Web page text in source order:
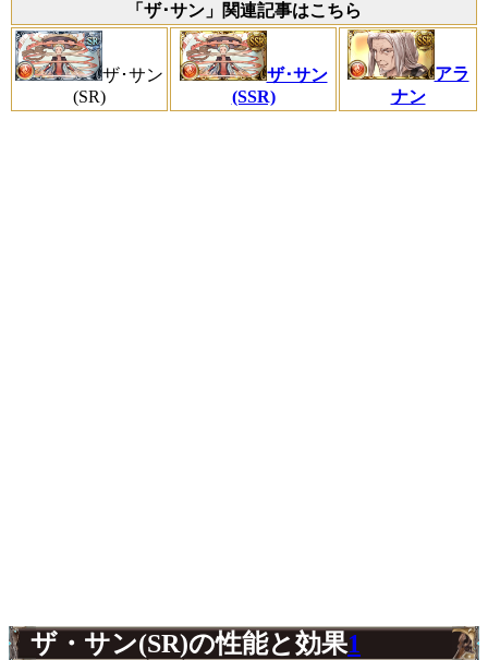
「ザ･サン」関連記事はこちら
ザ･サン
(SR)
ザ･サン
(SSR)
アラ
ナン
ザ・サン(SR)の性能と効果1